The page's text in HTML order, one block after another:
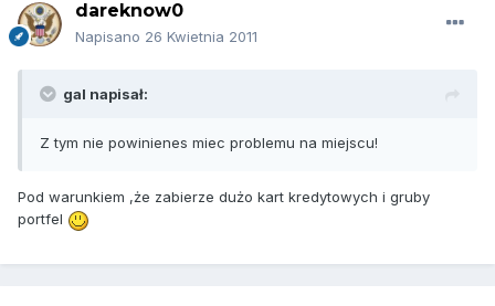
dareknow0
Napisano 26 Kwietnia 2011
gal napisał:
Z tym nie powinienes miec problemu na miejscu!
Pod warunkiem ,że zabierze dużo kart kredytowych i gruby
portfel